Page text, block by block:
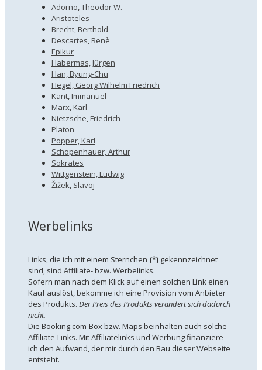
Adorno, Theodor W.
Aristoteles
Brecht, Berthold
Descartes, Renè
Epikur
Habermas, Jürgen
Han, Byung-Chu
Hegel, Georg Wilhelm Friedrich
Kant, Immanuel
Marx, Karl
Nietzsche, Friedrich
Platon
Popper, Karl
Schopenhauer, Arthur
Sokrates
Wittgenstein, Ludwig
Žižek, Slavoj
Werbelinks
Links, die ich mit einem Sternchen (*) gekennzeichnet
sind, sind Affiliate- bzw. Werbelinks.
Sofern man nach dem Klick auf einen solchen Link einen
Kauf auslöst, bekomme ich eine Provision vom Anbieter
des Produkts. Der Preis des Produkts verändert sich dadurch
nicht.
Die Booking.com-Box bzw. Maps beinhalten auch solche
Affiliate-Links. Mit Affiliatelinks und Werbung finanziere
ich den Aufwand, der mir durch den Bau dieser Webseite
entsteht.